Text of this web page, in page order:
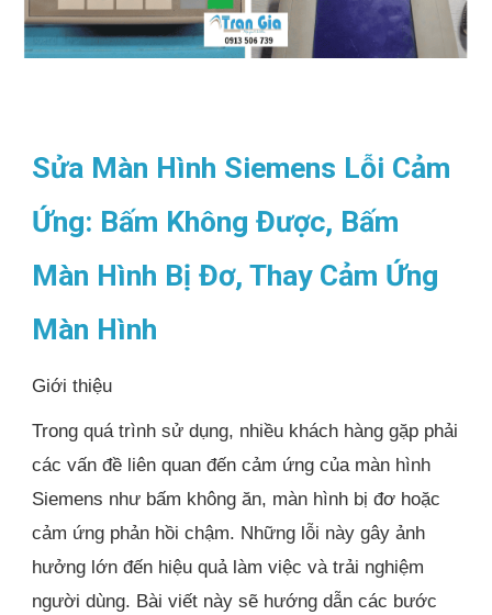
Sửa Màn Hình Siemens Lỗi Cảm
Ứng: Bấm Không Được, Bấm
Màn Hình Bị Đơ, Thay Cảm Ứng
Màn Hình
Giới thiệu
Trong quá trình sử dụng, nhiều khách hàng gặp phải
các vấn đề liên quan đến cảm ứng của màn hình
Siemens như bấm không ăn, màn hình bị đơ hoặc
cảm ứng phản hồi chậm. Những lỗi này gây ảnh
hưởng lớn đến hiệu quả làm việc và trải nghiệm
người dùng. Bài viết này sẽ hướng dẫn các bước